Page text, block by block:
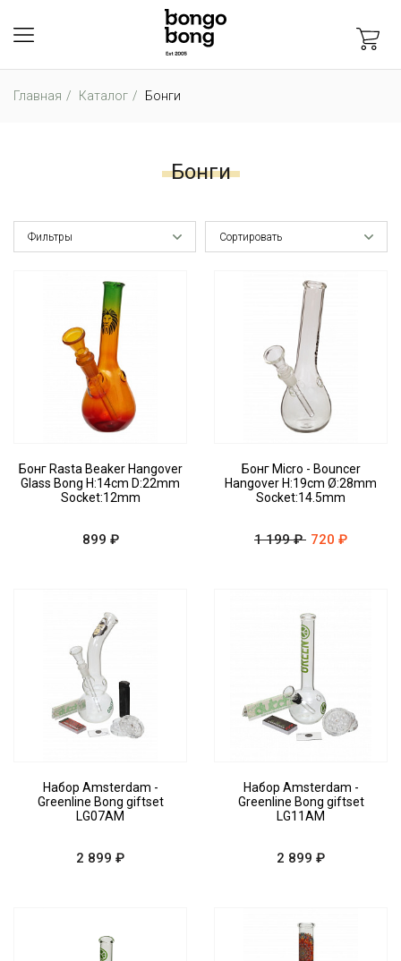
Главная Каталог Бонги
Бонги
Фильтры Сортировать
Бонг Rasta Beaker Hangover
Glass Bong H:14cm D:22mm
Socket:12mm
899 ₽
Бонг Micro - Bouncer
Hangover H:19cm Ø:28mm
Socket:14.5mm
1 199 ₽ 720 ₽
Набор Amsterdam -
Greenline Bong giftset
LG07AM
2 899 ₽
Набор Amsterdam -
Greenline Bong giftset
LG11AM
2 899 ₽